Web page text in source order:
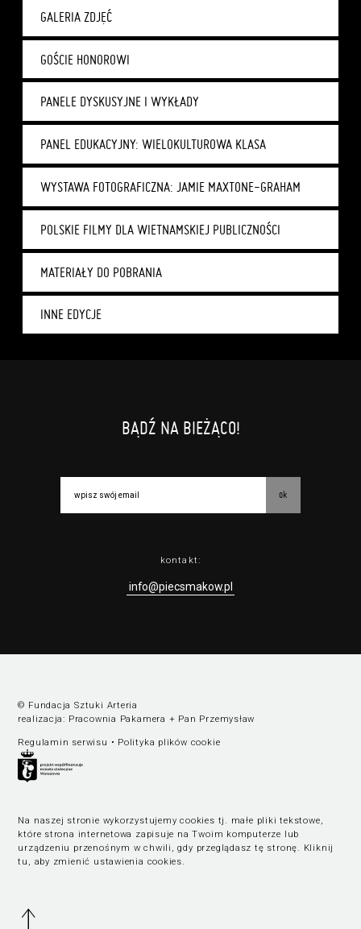
GALERIA ZDJĘĆ
GOŚCIE HONOROWI
PANELE DYSKUSYJNE I WYKŁADY
PANEL EDUKACYJNY: WIELOKULTUROWA KLASA
WYSTAWA FOTOGRAFICZNA: JAMIE MAXTONE-GRAHAM
POLSKIE FILMY DLA WIETNAMSKIEJ PUBLICZNOŚCI
MATERIAŁY DO POBRANIA
INNE EDYCJE
BĄDŹ NA BIEŻĄCO!
ok
kontakt:
info@piecsmakow.pl
© Fundacja Sztuki Arteria
realizacja: Pracownia Pakamera + Pan Przemysław
Regulamin serwisu • Polityka plików cookie
Na naszej stronie wykorzystujemy cookies tj. małe pliki tekstowe,
które strona internetowa zapisuje na Twoim komputerze lub
urządzeniu przenośnym w chwili, gdy przeglądasz tę stronę. Kliknij
tu, aby zmienić ustawienia cookies.